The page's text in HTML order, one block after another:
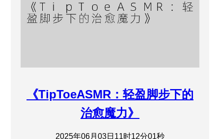
《TipToeASMR：轻盈脚步下的
治愈魔力》
2025年06月03日11时12分01秒